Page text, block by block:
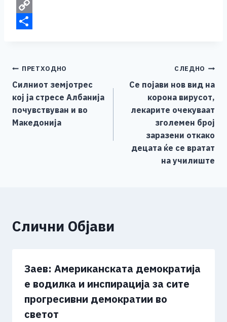
o
k
n
g
t
e
a
p
p
b
E
m
l
C
y
L
i
n
a
r
e
Навигација
на
напис
ПРЕТХОДНО
Силниот земјотрес
кој ја стресе Албанија
почувствуван и во
Македонија
СЛЕДНО
Се појави нов вид на
корона вирусот,
лекарите очекуваат
зголемен број
заразени откако
децата ќе се вратат
на училиште
Слични Објави
Заев: Американската демократија
е водилка и инспирација за сите
прогресивни демократии во
светот